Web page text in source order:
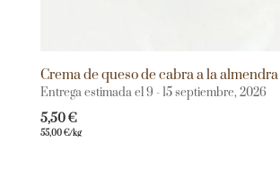
Crema de queso de cabra a la almendra
Entrega estimada el 9 - 15 septiembre, 2026
5,50€
55,00€/kg